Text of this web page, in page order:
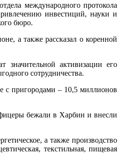
международного протокола
инвестиций, науки и
бюро.
а также рассказал о коренной
активизации его
сотрудничества.
с пригородами – 10,5 миллионов
бежали в Харбин и внесли
а также производство
текстильная, пищевая